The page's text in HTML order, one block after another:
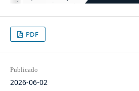
PDF
Publicado
2026-06-02